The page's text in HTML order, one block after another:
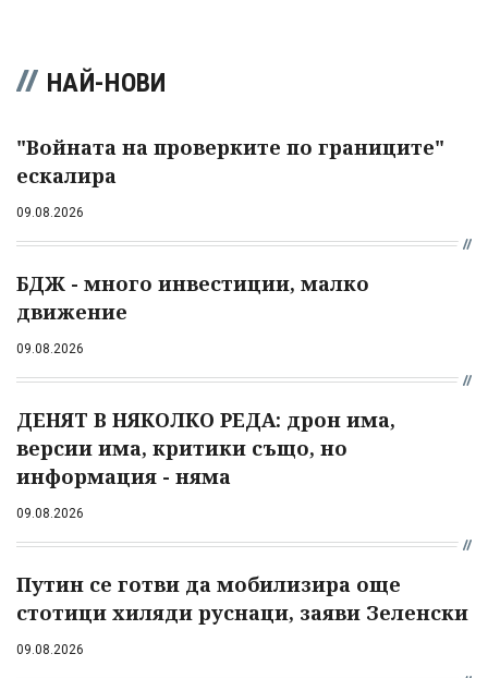
НАЙ-НОВИ
"Войната на проверките по границите"
ескалира
09.08.2026
БДЖ - много инвестиции, малко
движение
09.08.2026
ДЕНЯТ В НЯКОЛКО РЕДА: дрон има,
версии има, критики също, но
информация - няма
09.08.2026
Путин се готви да мобилизира още
стотици хиляди руснаци, заяви Зеленски
09.08.2026